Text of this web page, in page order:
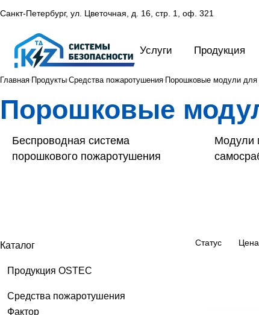
Санкт-Петербург, ул. Цветочная, д. 16, стр. 1, оф. 321
Услуги Продукция
Главная Продукты Средства пожаротушения Порошковые модули для
Порошковые
Беспроводная система
порошкового пожаротушения
Модули
Статус Цена
Каталог
Продукция OSTEC
Средства пожаротушения
Фактор